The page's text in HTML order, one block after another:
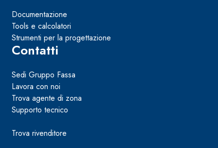
Documentazione
Tools e calcolatori
Strumenti per la progettazione
Contatti
Sedi Gruppo Fassa
Lavora con noi
Trova agente di zona
Supporto tecnico
Trova rivenditore